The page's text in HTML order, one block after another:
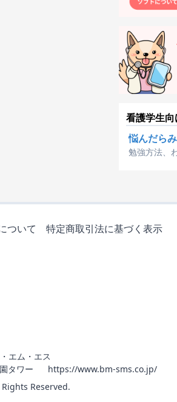
看護学生
悩んだら
勉強方法、
ついて 特定商取引法に基づく表示
エム・エス
タワー
https://www.bm-sms.co.jp/
Reserved.